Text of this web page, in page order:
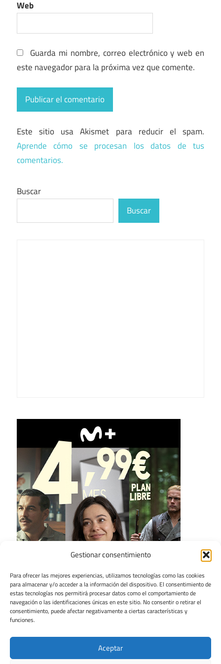
Gestionar consentimiento
Para ofrecer las mejores experiencias, utilizamos tecnologías como las cookies
para almacenar y/o acceder a la información del dispositivo. El consentimiento de
estas tecnologías nos permitirá procesar datos como el comportamiento de
navegación o las identificaciones únicas en este sitio. No consentir o retirar el
consentimiento, puede afectar negativamente a ciertas características y
funciones.
Aceptar
Web
Guarda mi nombre, correo electrónico y web en
este navegador para la próxima vez que comente.
Este sitio usa Akismet para reducir el spam.
Aprende cómo se procesan los datos de tus
comentarios.
Buscar
Buscar